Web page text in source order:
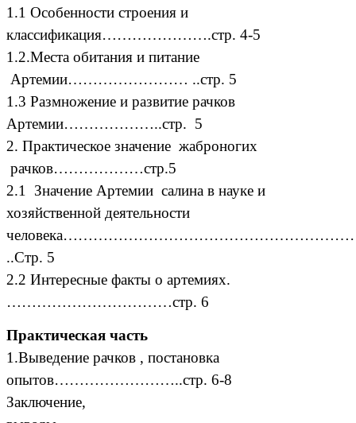
1.1 Особенности строения и
классификация………………….стр. 4-5
1.2.Места обитания и питание
Артемии…………………… ..стр. 5
1.3 Размножение и развитие рачков
Артемии………………..стр. 5
2. Практическое значение жаброногих
рачков………………стр.5
2.1 Значение Артемии салина в науке и
хозяйственной деятельности
..Стр. 5
2.2 Интересные факты о артемиях.
……………………………стр. 6
Практическая часть
1.Выведение рачков , постановка
опытов……………………..стр. 6-8
Заключение,